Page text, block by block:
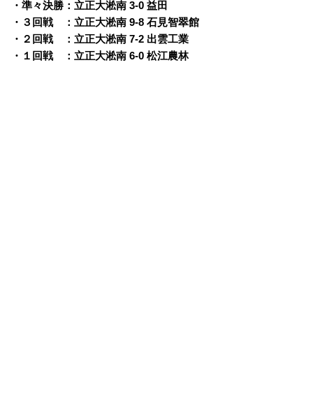
・準々決勝：立正大淞南 3-0 益田
・３回戦 ：立正大淞南 9-8 石見智翠館
・２回戦 ：立正大淞南 7-2 出雲工業
・１回戦 ：立正大淞南 6-0 松江農林